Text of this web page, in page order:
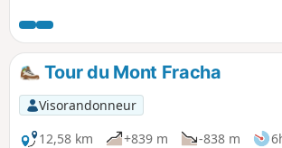
en balcons et en forêt, remonte le vallon de
l'Espignole. L'autre versant, plus minéral,
domine la vallée du Var en offrant de beaux
panoramas. Ce n'est qu'à la Chapelle Saint-
Jean du Désert, presque en fin de parcours,
que l'on peut découvrir le Mont Ragias.
Tour du Mont Fracha
Visorandonneur
12,58 km
+839 m -838 m